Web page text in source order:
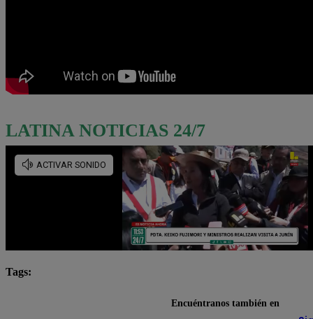
LATINA NOTICIAS 24/7
Tags:
Encuéntranos también en